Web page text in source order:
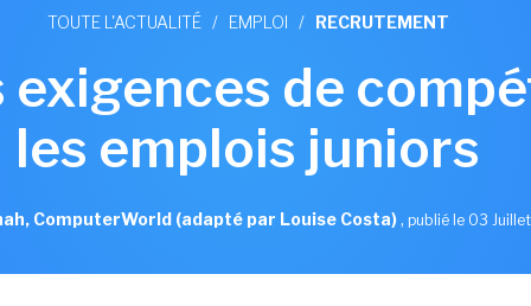
TOUTE L'ACTUALITÉ / EMPLOI / RECRUTEMENT
exigences de
les emplois juniors
ComputerWorld (adapté par Louise Costa), publié le 03